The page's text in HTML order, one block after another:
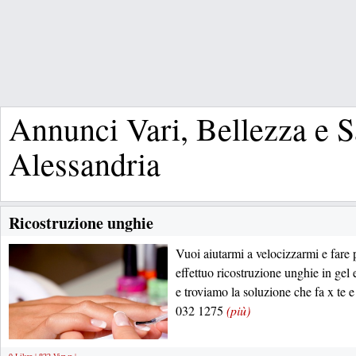
Annunci Vari, Bellezza e
Alessandria
Ricostruzione unghie
Vuoi aiutarmi a velocizzarmi e fare
effettuo ricostruzione unghie in gel
e troviamo la soluzione che fa x te
032 1275 (più)